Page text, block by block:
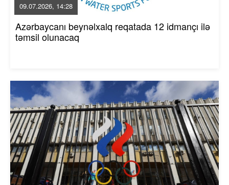
09.07.2026, 14:28
Azərbaycanı beynəlxalq reqatada 12 idmançı ilə
təmsil olunacaq